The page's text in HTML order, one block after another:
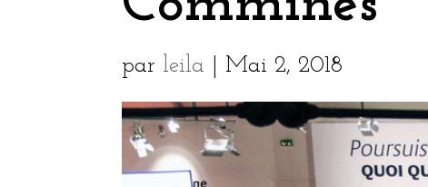
par leila Mai 2, 2018